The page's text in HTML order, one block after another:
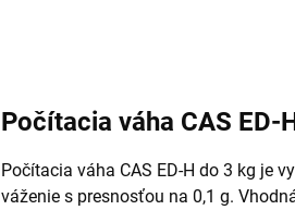
Počítacia váha CAS ED-
Počítacia váha CAS ED-H do 3 kg je
váženie s presnosťou na 0,1 g.